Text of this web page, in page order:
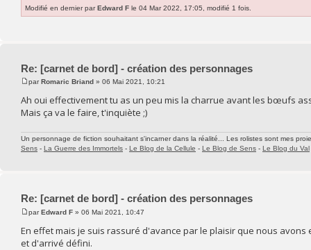
Modifié en dernier parEdward F le 04 Mar 2022, 17:05, modifié 1 fois.
Re: [carnet de bord] - création des personnages
parRomaric Briand » 06 Mai 2021, 10:21
Ah oui effectivement tu as un peu mis la charrue avant les bœufs
Mais ça va le faire, t'inquiète ;)
Un personnage de fiction souhaitant s'incarner dans la réalité... Les rolistes sont mes
Sens - La Guerre des Immortels - Le Blog de la Cellule - Le Blog de Sens - Le Blog du Val
Re: [carnet de bord] - création des personnages
parEdward F » 06 Mai 2021, 10:47
En effet mais je suis rassuré d'avance par le plaisir que nous
et d'arrivé défini.